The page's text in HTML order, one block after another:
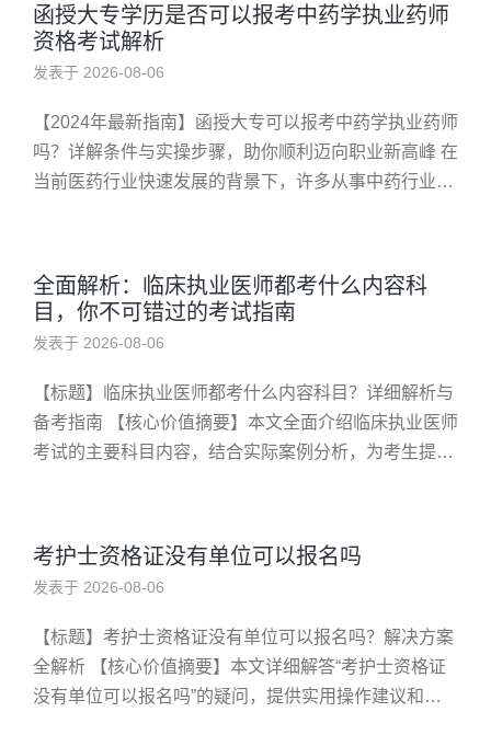
函授大专学历是否可以报考中药学执业药师
资格考试解析
发表于 2026-08-06
【2024年最新指南】函授大专可以报考中药学执业药师
吗？详解条件与实操步骤，助你顺利迈向职业新高峰 在
当前医药行业快速发展的背景下，许多从事中药行业的
全面解析：临床执业医师都考什么内容科
目，你不可错过的考试指南
发表于 2026-08-06
【标题】临床执业医师都考什么内容科目？详细解析与
备考指南 【核心价值摘要】本文全面介绍临床执业医师
考试的主要科目内容，结合实际案例分析，为考生提供
考护士资格证没有单位可以报名吗
发表于 2026-08-06
【标题】考护士资格证没有单位可以报名吗？解决方案
全解析 【核心价值摘要】本文详细解答“考护士资格证
没有单位可以报名吗”的疑问，提供实用操作建议和真